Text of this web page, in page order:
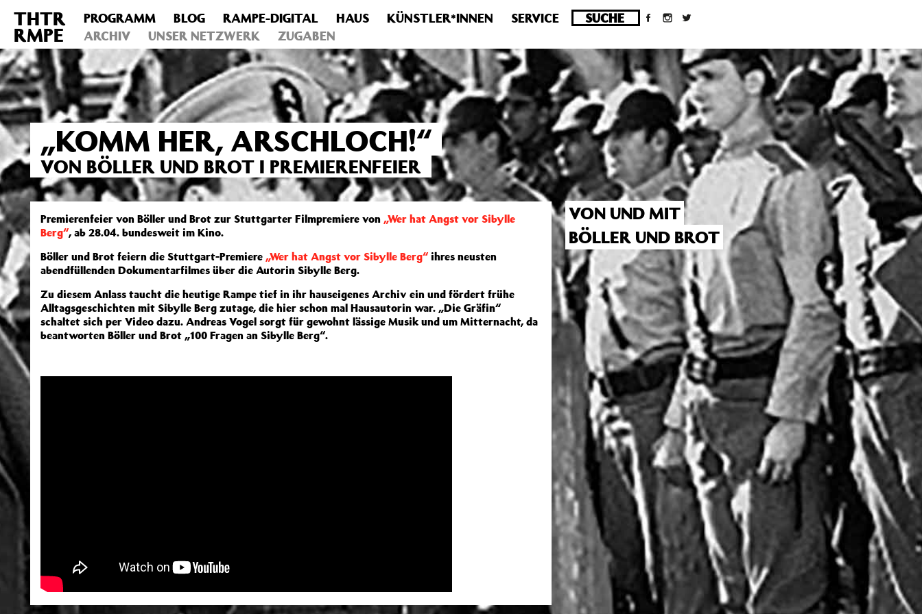
Deprecated : Die Funktion post_permalink ist seit Version 4.4.0 veraltet! Verwende stattdessen get_permalink(). in
/homepages/10/d43051023/htdocs/wordpress/wp-
includes/functions.phpon line6031
THTR
RMPE
PROGRAMM BLOG RAMPE-DIGITAL HAUS KÜNSTLER*INNEN
SERVICE
ARCHIV
UNSER NETZWERK ZUGABEN
„KOMM HER, ARSCHLOCH!“
VON BÖLLER UND BROT I PREMIERENFEIER
Premierenfeier von Böller und Brot zur Stuttgarter Filmpremiere von „Wer hat Angst vor Sibylle
Berg“, ab 28.04. bundesweit im Kino.
Böller und Brot feiern die Stuttgart-Premiere „Wer hat Angst vor Sibylle Berg“ ihres neusten
abendfüllenden Dokumentarfilmes über die Autorin Sibylle Berg.
Zu diesem Anlass taucht die heutige Rampe tief in ihr hauseigenes Archiv ein und fördert frühe
Alltagsgeschichten mit Sibylle Berg zutage, die hier schon mal Hausautorin war. „Die Gräfin“
schaltet sich per Video dazu. Andreas Vogel sorgt für gewohnt lässige Musik und um Mitternacht, da
beantworten Böller und Brot „100 Fragen an Sibylle Berg“.
VON UND MIT
BÖLLER UND BROT